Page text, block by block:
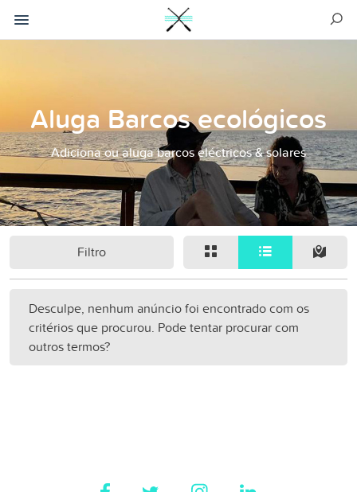
Aluga Barcos ecológicos
Adiciona ou aluga barcos eléctricos & solares
Filtro
Desculpe, nenhum anúncio foi encontrado com os
critérios que procurou. Pode tentar procurar com
outros termos?